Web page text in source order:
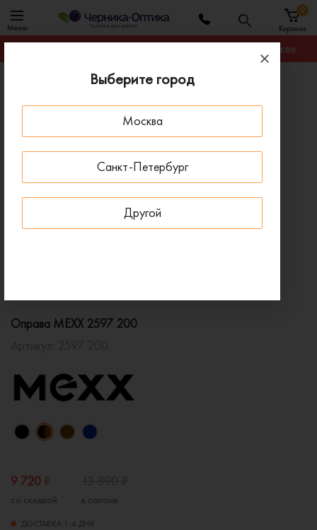
Выберите город
Москва
Санкт-Петербург
Другой
Меню Корзина
0
Гарантируем лучшую цену на любую оправу в Москве
Оправы для очков
Оправа MEXX 2597 200
Оправа MEXX 2597 200
9 720 ₽
со скидкой в салоне
ДОСТАВКА 1-4 ДНЯ
ДОСТАВКА 1-4 ДНЯ